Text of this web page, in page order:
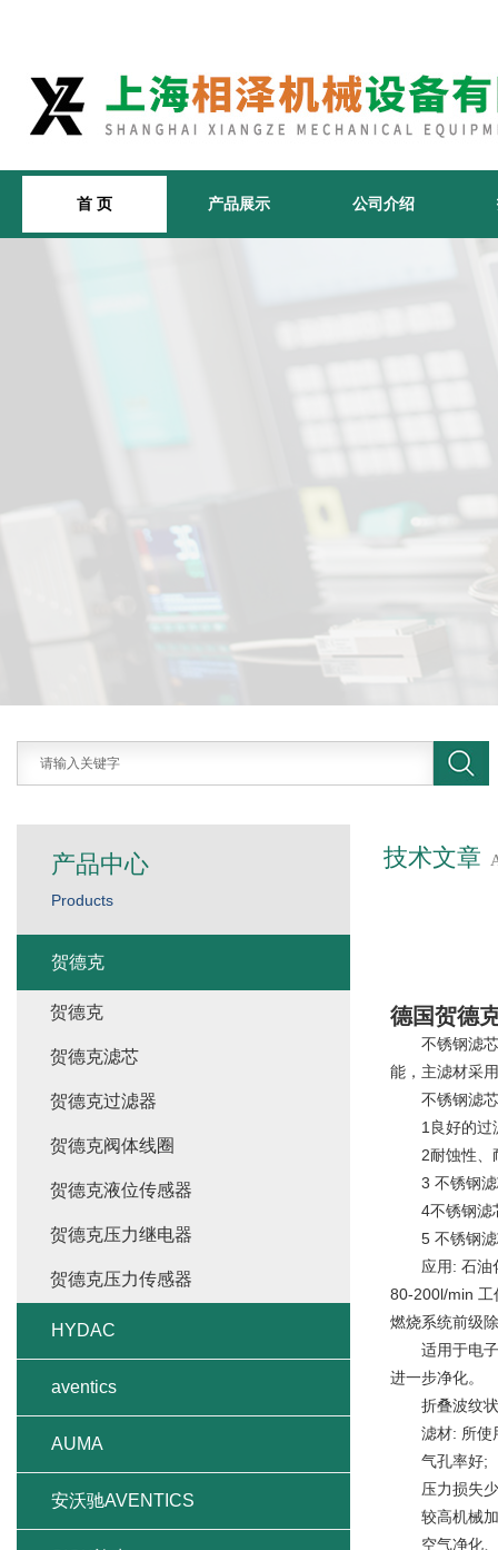
首 页 产品展示 公司介绍
技术文章
德国贺德
不锈钢滤芯
能，主滤材采
不锈钢滤芯
1良好的过滤
2耐蚀性、耐
3 不锈钢滤
4不锈钢滤
5 不锈钢滤
应用: 石油化
80-200l/min 工
燃烧系统前级
适用于电子
进一步净化。
折叠波纹状
滤材: 所使用
气孔率好;
压力损失
较高机械加
空气净化、
产品中心
Products
贺德克
贺德克
贺德克滤芯
贺德克过滤器
贺德克阀体线圈
贺德克液位传感器
贺德克压力继电器
贺德克压力传感器
HYDAC
aventics
AUMA
安沃驰AVENTICS